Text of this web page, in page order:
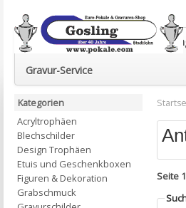
Euro-Pokale & Gravur-Shop
Gravur-Service
Seite 1
Kategorien
Acryltrophäen
Blechschilder
Design Trophäen
Etuis und Geschenkboxen
Figuren & Dekoration
Grabschmuck